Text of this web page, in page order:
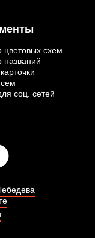
цветовых схем
названий
соц. сетей